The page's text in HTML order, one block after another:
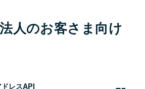
人のお客さま向け
レスAPI